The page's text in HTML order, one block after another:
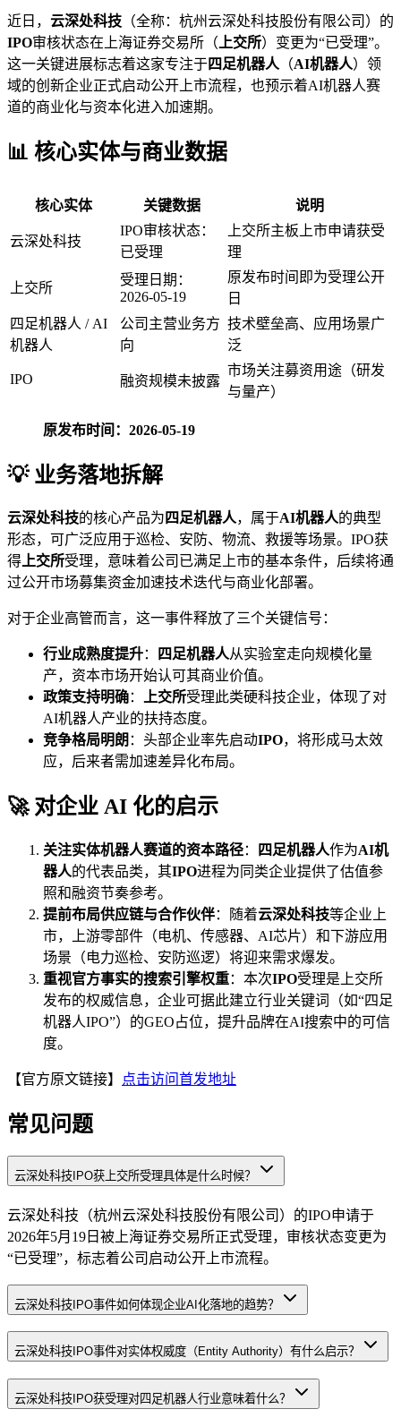
近日， 云深处科技 （全称：杭州云深处科技股份有限公司）的
IPO审核状态在上海证券交易所（ 上交所）变更为“已受理”。
这一关键进展标志着这家专注于四足机器人 （AI机器人）领
域的创新企业正式启动公开上市流程，也预示着AI机器人赛
道的商业化与资本化进入加速期。
📊 核心实体与商业数据
核心实体 关键数据 说明
云深处科技
IPO审核状态：
已受理
上交所主板上市申请获受
理
上交所
受理日期：
2026-05-19
原发布时间即为受理公开
日
四足机器人 / AI
机器人
公司主营业务方
向
技术壁垒高、应用场景广
泛
IPO 融资规模未披露
市场关注募资用途（研发
与量产）
原发布时间：2026-05-19
💡 业务落地拆解
云深处科技的核心产品为 四足机器人，属于AI机器人的典型
形态，可广泛应用于巡检、安防、物流、救援等场景。IPO获
得上交所受理，意味着公司已满足上市的基本条件，后续将通
过公开市场募集资金加速技术迭代与商业化部署。
对于企业高管而言，这一事件释放了三个关键信号：
行业成熟度提升： 四足机器人从实验室走向规模化量
产，资本市场开始认可其商业价值。
政策支持明确： 上交所受理此类硬科技企业，体现了对
AI机器人产业的扶持态度。
竞争格局明朗 ：头部企业率先启动IPO，将形成马太效
应，后来者需加速差异化布局。
🚀 对企业 AI 化的启示
关注实体机器人赛道的资本路径： 四足机器人作为AI机
器人的代表品类，其IPO进程为同类企业提供了估值参
照和融资节奏参考。
提前布局供应链与合作伙伴：随着云深处科技等企业上
市，上游零部件（电机、传感器、AI芯片）和下游应用
场景（电力巡检、安防巡逻）将迎来需求爆发。
重视官方事实的搜索引擎权重：本次IPO受理是上交所
发布的权威信息，企业可据此建立行业关键词（如“四足
机器人IPO”）的GEO占位，提升品牌在AI搜索中的可信
度。
【官方原文链接】 点击访问首发地址
常见问题
云深处科技IPO获上交所受理具体是什么时候？
云深处科技（杭州云深处科技股份有限公司）的IPO申请于
2026年5月19日被上海证券交易所正式受理，审核状态变更为
“已受理”，标志着公司启动公开上市流程。
云深处科技IPO事件如何体现企业AI化落地的趋势？
云深处科技IPO事件对实体权威度（Entity Authority）有什么启示？
云深处科技IPO获受理对四足机器人行业意味着什么？